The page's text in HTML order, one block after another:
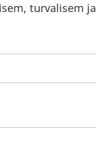
turvalisem ja